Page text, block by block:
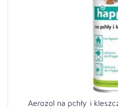
Aerozol na pchły i